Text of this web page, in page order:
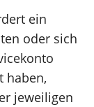
ein
oder sich
haben,
jeweiligen